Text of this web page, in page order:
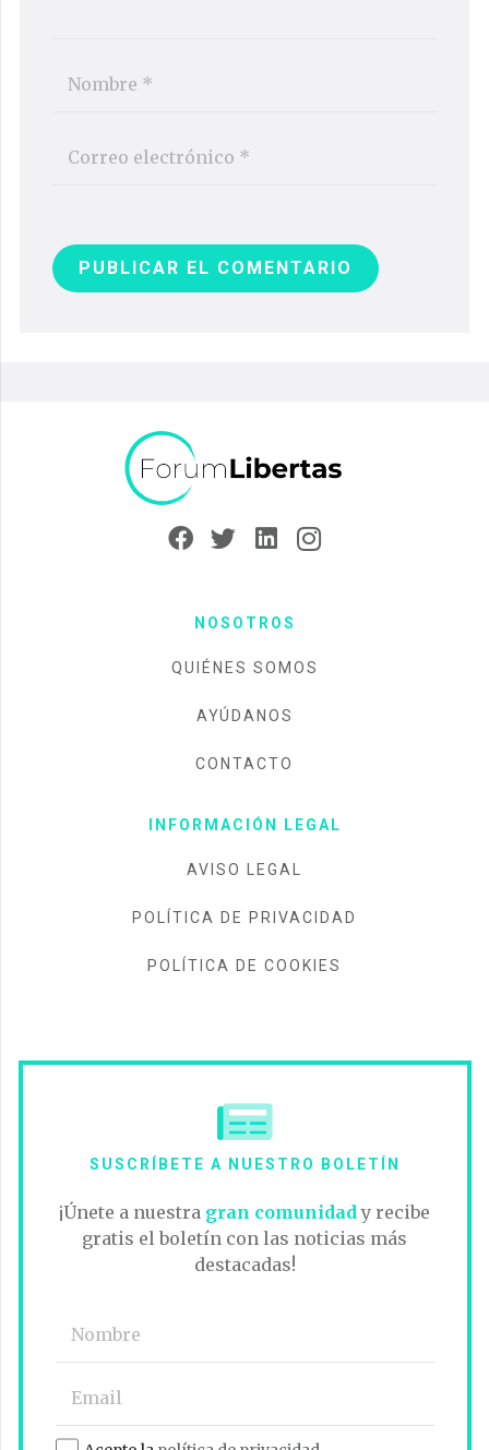
PUBLICAR EL COMENTARIO
NOSOTROS
QUIÉNES SOMOS
AYÚDANOS
CONTACTO
INFORMACIÓN LEGAL
AVISO LEGAL
POLÍTICA DE PRIVACIDAD
POLÍTICA DE COOKIES
SUSCRÍBETE A NUESTRO BOLETÍN
¡Únete a nuestra gran comunidad y recibe
gratis el boletín con las noticias más
destacadas!